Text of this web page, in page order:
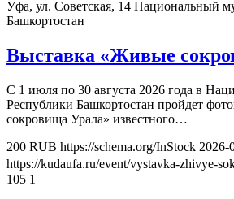
Уфа, ул. Советская, 14 Национальный
Башкортостан
Выставка «Живые
С 1 июля по 30 августа 2026 года в
Республики Башкортостан пройдет
сокровища Урала» известного…
200 RUB https://schema.org/InStock 2026-
https://kudaufa.ru/event/vystavka-zhivye-
105 1